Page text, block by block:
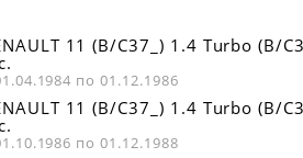
11 (B/C37_) 1.4 Turbo (B/
по 01.12.1986
11 (B/C37_) 1.4 Turbo (B/
по 01.12.1988